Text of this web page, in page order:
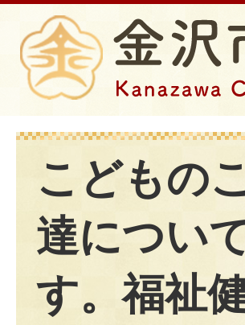
こどもの
達につい
す。福祉